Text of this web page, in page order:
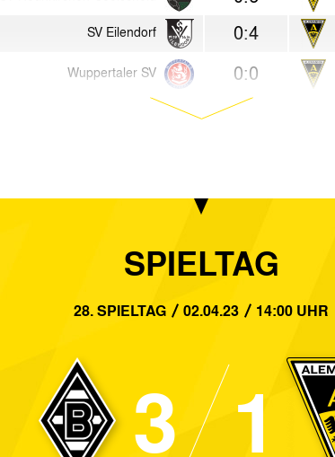
SV Eilendorf 0:4
Wuppertaler SV 0:0
SG Wattenscheid 09 1:2
Alemannia Aachen
Alemannia Aachen 0:2
SPIELTAG
28. SPIELTAG 02.04.23 14:00 UHR
3 1